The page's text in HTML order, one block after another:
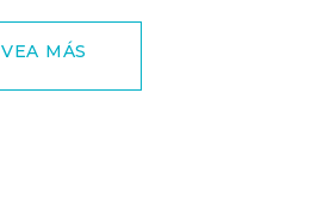
VEA MÁS